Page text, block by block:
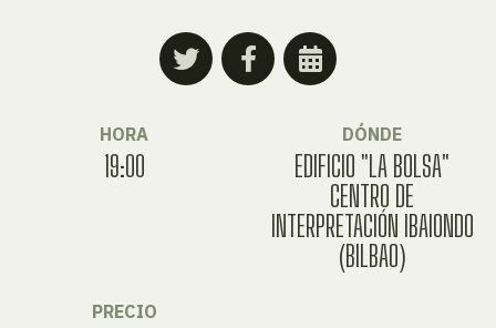
HORA
19:00
DÓNDE
EDIFICIO "LA BOLSA"
CENTRO DE
INTERPRETACIÓN IBAIONDO
(BILBAO)
PRECIO